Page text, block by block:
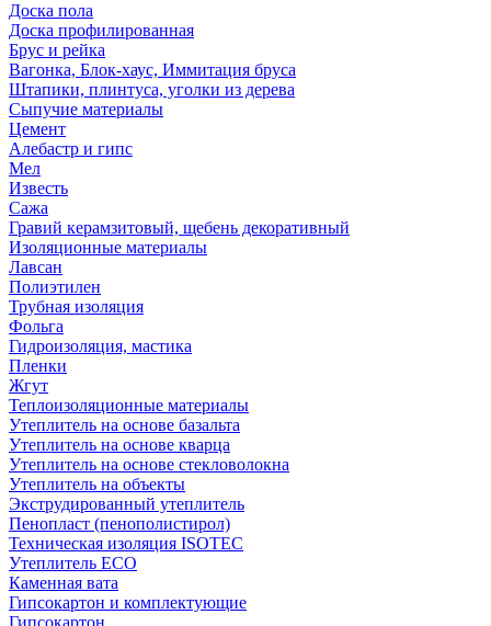
Доска пола
Доска профилированная
Брус и рейка
Вагонка, Блок-хаус, Иммитация бруса
Штапики, плинтуса, уголки из дерева
Сыпучие материалы
Цемент
Алебастр и гипс
Мел
Известь
Сажа
Гравий керамзитовый, щебень декоративный
Изоляционные материалы
Лавсан
Полиэтилен
Трубная изоляция
Фольга
Гидроизоляция, мастика
Пленки
Жгут
Теплоизоляционные материалы
Утеплитель на основе базальта
Утеплитель на основе кварца
Утеплитель на основе стекловолокна
Утеплитель на объекты
Экструдированный утеплитель
Пенопласт (пенополистирол)
Техническая изоляция ISOTEC
Утеплитель ECO
Каменная вата
Гипсокартон и комплектующие
Гипсокартон